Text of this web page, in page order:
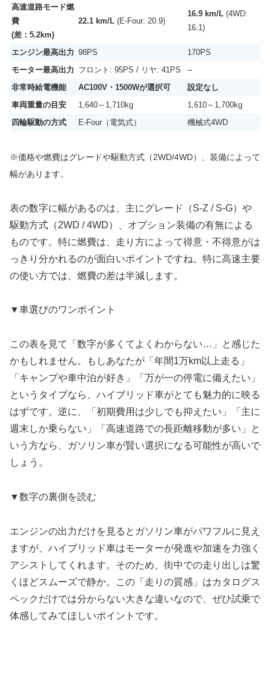
高速道路モード燃
費
(差：5.2km)
22.1 km/L (E-Four: 20.9)
16.9 km/L (4WD:
16.1)
エンジン最高出力 98PS
170PS
モーター最高出力 フロント: 95PS / リヤ: 41PS
–
非常時給電機能
AC100V・1500Wが選択可
設定なし
車両重量の目安
1,640～1,710kg
1,610～1,700kg
四輪駆動の方式
E-Four（電気式） 機械式4WD
※価格や燃費はグレードや駆動方式（2WD/4WD）、装備によって
幅があります。
表の数字に幅があるのは、主にグレード（S-Z / S-G）や
駆動方式（2WD / 4WD）、オプション装備の有無による
ものです。特に燃費は、走り方によって得意・不得意がは
っきり分かれるのが面白いポイントですね。特に高速主要
の使い方では、燃費の差は半減します。
▼車選びのワンポイント
この表を見て「数字が多くてよくわからない…」と感じた
かもしれません。もしあなたが「年間1万km以上走る」
「キャンプや車中泊が好き」「万が一の停電に備えたい」
というタイプなら、ハイブリッド車がとても魅力的に映る
はずです。逆に、「初期費用は少しでも抑えたい」「主に
週末しか乗らない」「高速道路での長距離移動が多い」と
いう方なら、ガソリン車が賢い選択になる可能性が高いで
しょう。
▼数字の裏側を読む
エンジンの出力だけを見るとガソリン車がパワフルに見え
ますが、ハイブリッド車はモーターが発進や加速を力強く
アシストしてくれます。そのため、街中での走り出しは驚
くほどスムーズで静か。この「走りの質感」はカタログス
ペックだけでは分からない大きな違いなので、ぜひ試乗で
体感してみてほしいポイントです。